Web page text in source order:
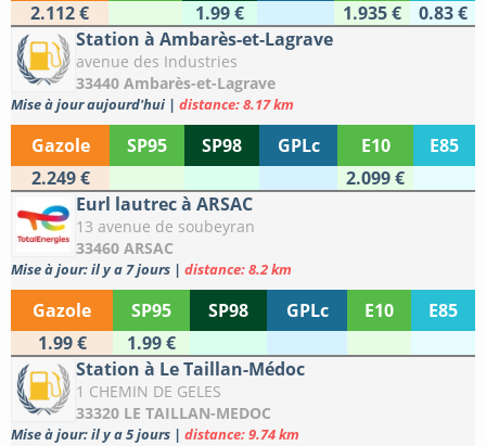
2.112 €
1.99 € 1.935 €
0.83 €
Station à Ambarès-et-Lagrave
avenue des Industries
33440 Ambarès-et-Lagrave
Mise à jour aujourd'hui | distance: 8.17 km
Gazole SP95 SP98 GPLc E10
E85
2.249 €
2.099 €
Eurl lautrec à ARSAC
13 avenue de soubeyran
33460 ARSAC
Mise à jour: il y a 7 jours | distance: 8.2 km
Gazole SP95 SP98 GPLc E10
E85
1.99 €
1.99 €
Station à Le Taillan-Médoc
1 CHEMIN DE GELES
33320 LE TAILLAN-MEDOC
Mise à jour: il y a 5 jours | distance: 9.74 km